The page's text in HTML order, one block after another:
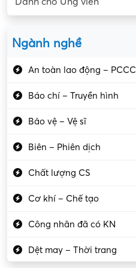
Ngành nghề
An toàn lao động – PCCC
Báo chí – Truyền hình
Bảo vệ – Vệ sĩ
Biên – Phiên dịch
Chất lượng CS
Cơ khí – Chế tạo
Công nhân đã có KN
Dệt may – Thời trang